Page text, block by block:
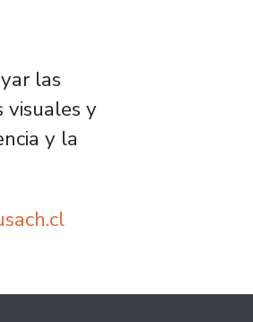
las
visuales y
y la